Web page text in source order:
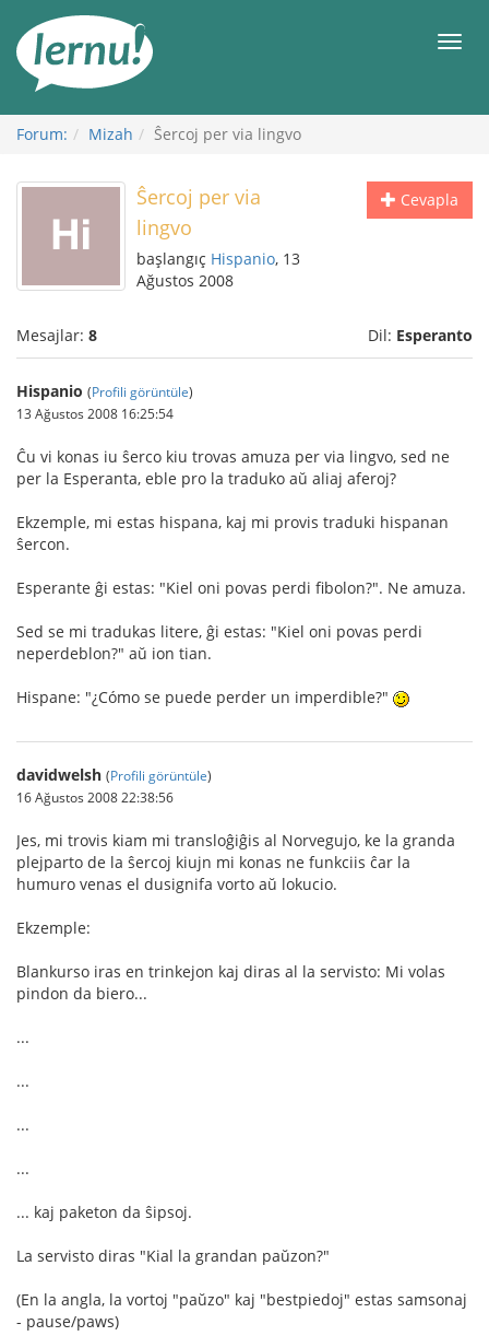
Görüntüleme
Forum: Mizah Ŝercoj per via lingvo
Cevapla
Ŝercoj per via
lingvo
başlangıç Hispanio, 13
Ağustos 2008
Mesajlar: 8 Dil: Esperanto
Hispanio (Profili görüntüle)
13 Ağustos 2008 16:25:54
Ĉu vi konas iu ŝerco kiu trovas amuza per via lingvo, sed ne
per la Esperanta, eble pro la traduko aŭ aliaj aferoj?
Ekzemple, mi estas hispana, kaj mi provis traduki hispanan
ŝercon.
Esperante ĝi estas: "Kiel oni povas perdi fibolon?". Ne amuza.
Sed se mi tradukas litere, ĝi estas: "Kiel oni povas perdi
neperdeblon?" aŭ ion tian.
Hispane: "¿Cómo se puede perder un imperdible?"
davidwelsh (Profili görüntüle)
16 Ağustos 2008 22:38:56
Jes, mi trovis kiam mi transloĝiĝis al Norvegujo, ke la granda
plejparto de la ŝercoj kiujn mi konas ne funkciis ĉar la
humuro venas el dusignifa vorto aŭ lokucio.
Ekzemple:
Blankurso iras en trinkejon kaj diras al la servisto: Mi volas
pindon da biero...
...
...
...
...
... kaj paketon da ŝipsoj.
La servisto diras "Kial la grandan paŭzon?"
(En la angla, la vortoj "paŭzo" kaj "bestpiedoj" estas samsonaj
- pause/paws)